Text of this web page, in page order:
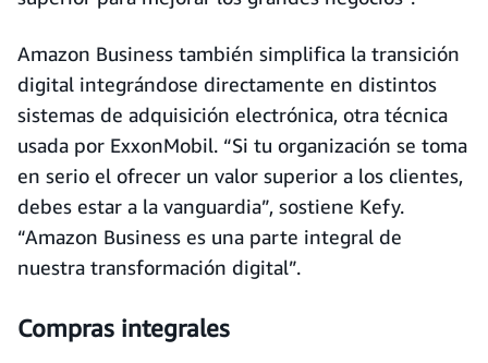
Amazon Business también simplifica la transición
digital integrándose directamente en distintos
sistemas de adquisición electrónica, otra técnica
usada por ExxonMobil. “Si tu organización se toma
en serio el ofrecer un valor superior a los clientes,
debes estar a la vanguardia”, sostiene Kefy.
“Amazon Business es una parte integral de
nuestra transformación digital”.
Compras integrales